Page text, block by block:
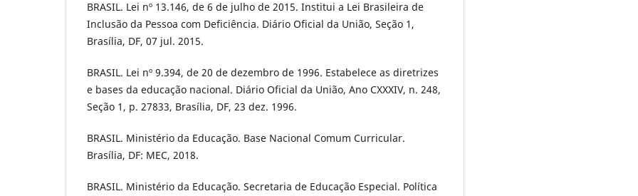
BRASIL. Lei nº 13.146, de 6 de julho de 2015. Institui a Lei Brasileira de
Inclusão da Pessoa com Deficiência. Diário Oficial da União, Seção 1,
Brasília, DF, 07 jul. 2015.
BRASIL. Lei nº 9.394, de 20 de dezembro de 1996. Estabelece as diretrizes
e bases da educação nacional. Diário Oficial da União, Ano CXXXIV, n. 248,
Seção 1, p. 27833, Brasília, DF, 23 dez. 1996.
BRASIL. Ministério da Educação. Base Nacional Comum Curricular.
Brasília, DF: MEC, 2018.
BRASIL. Ministério da Educação. Secretaria de Educação Especial. Política